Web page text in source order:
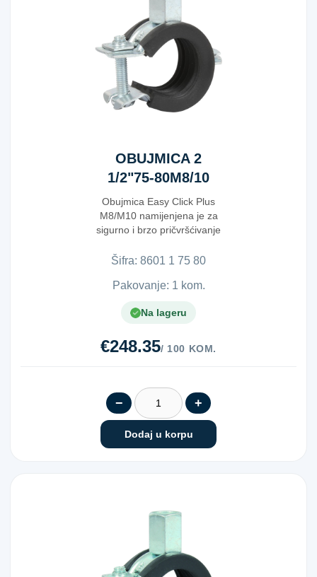
OBUJMICA 2
1/2"75-80M8/10
Obujmica Easy Click Plus
M8/M10 namijenjena je za
sigurno i brzo pričvršćivanje
Šifra: 8​6​0​1​ ​1​ ​7​5​ ​8​0​
Pakovanje: 1 kom.
Na lageru
€248.35/ 100 KOM.
− +
Dodaj u korpu